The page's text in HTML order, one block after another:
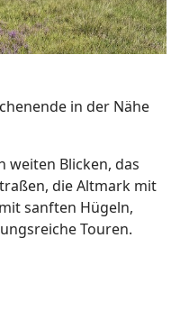
in der Nähe
weiten Blicken, das
die Altmark mit
sanften Hügeln,
Touren.